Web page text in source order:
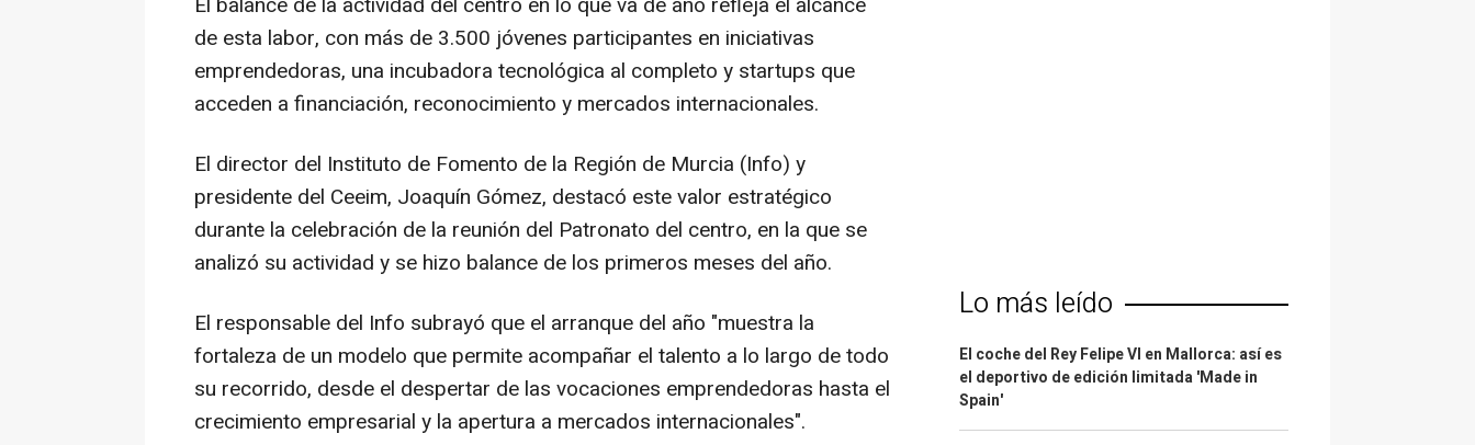
de esta labor, con más de 3.500 jóvenes participantes en iniciativas
emprendedoras, una incubadora tecnológica al completo y startups que
acceden a financiación, reconocimiento y mercados internacionales.
El director del Instituto de Fomento de la Región de Murcia (Info) y
presidente del Ceeim, Joaquín Gómez, destacó este valor estratégico
durante la celebración de la reunión del Patronato del centro, en la que se
analizó su actividad y se hizo balance de los primeros meses del año.
El responsable del Info subrayó que el arranque del año "muestra la
fortaleza de un modelo que permite acompañar el talento a lo largo de todo
su recorrido, desde el despertar de las vocaciones emprendedoras hasta el
crecimiento empresarial y la apertura a mercados internacionales".
Lo más leído
El coche del Rey Felipe VI en Mallorca: así es
el deportivo de edición limitada 'Made in
Spain'